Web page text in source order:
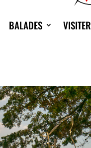
BALADES VISITER